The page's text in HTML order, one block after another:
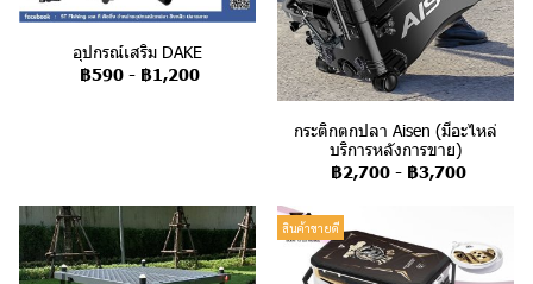
อุปกรณ์เสริม DAKE
฿590 - ฿1,200
กระติกตกปลา Aisen (มีอะไหล่
บริการหลังการขาย)
฿2,700 - ฿3,700
สินค้าขายดี